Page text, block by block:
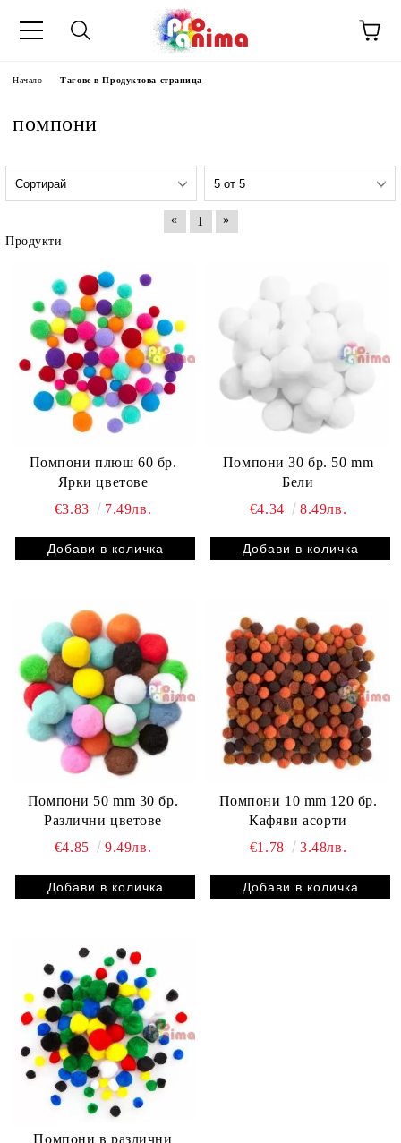
Начало Тагове в Продуктова страница
помпони
« 1
»
Продукти
Помпони плюш 60 бр.
Ярки цветове
€3.83
7.49лв.
Помпони 30 бр. 50 mm
Бели
€4.34
8.49лв.
Помпони 50 mm 30 бр.
Различни цветове
€4.85
9.49лв.
Помпони 10 mm 120 бр.
Кафяви асорти
€1.78
3.48лв.
Помпони в различни